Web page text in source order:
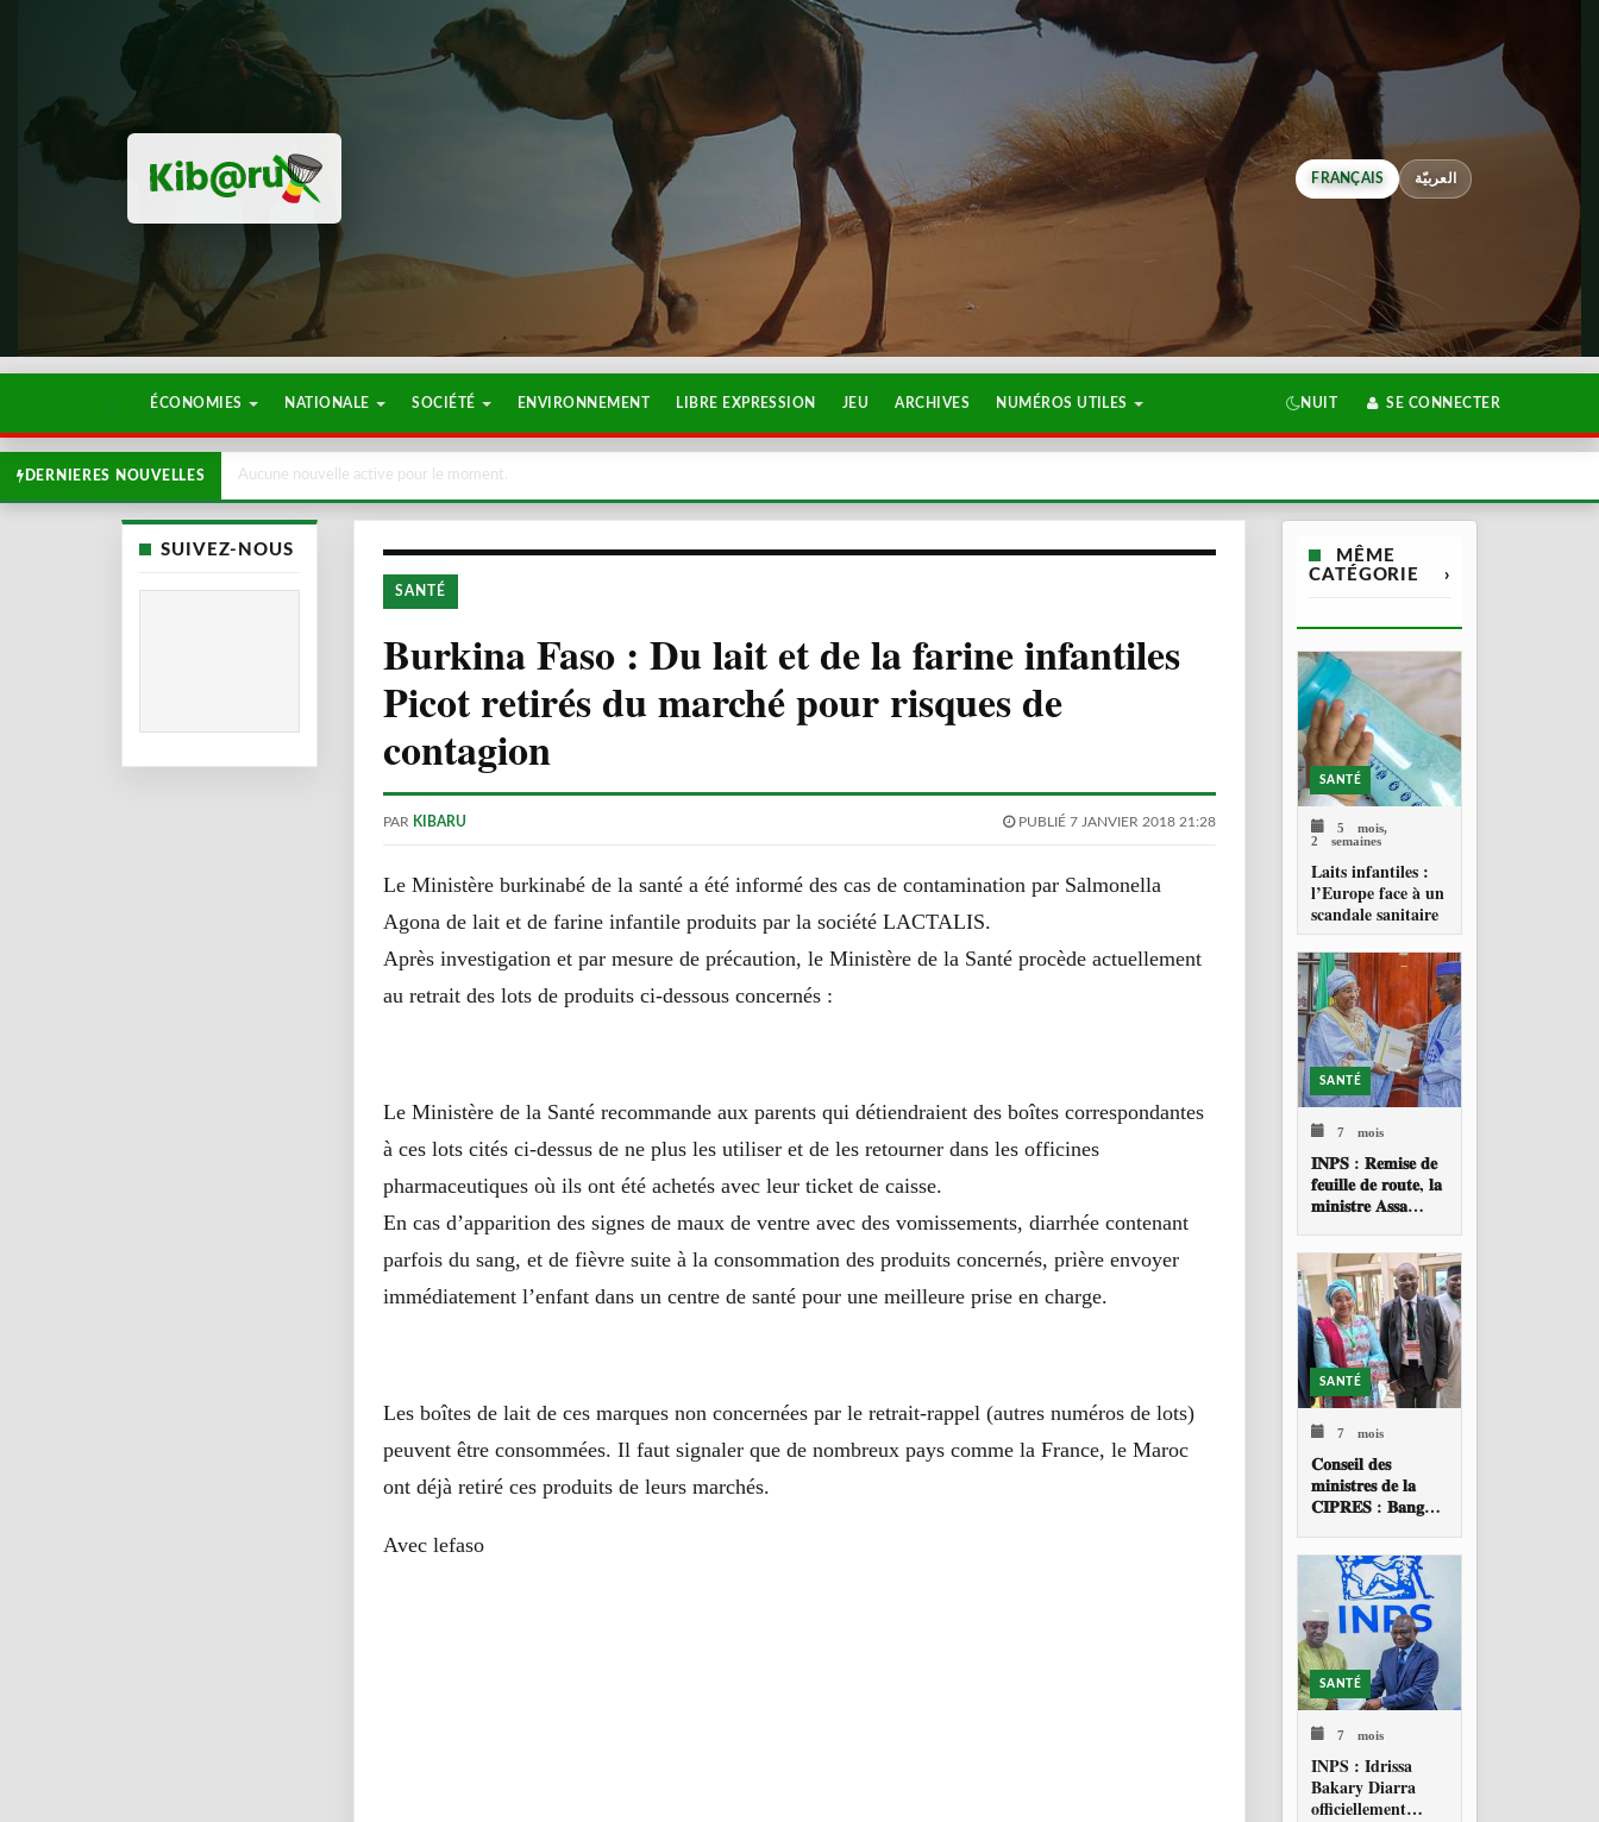
FRANÇAIS العربيّة
ÉCONOMIES NATIONALE SOCIÉTÉ ENVIRONNEMENT LIBRE EXPRESSION JEU ARCHIVES NUMÉROS UTILES NUIT SE CONNECTER
DERNIERES NOUVELLES Aucune nouvelle active pour le moment.
SUIVEZ-NOUS
SANTÉ
Burkina Faso : Du lait et de la farine infantiles
Picot retirés du marché pour risques de
contagion
PAR KIBARU PUBLIÉ 7 JANVIER 2018 21:28
Le Ministère burkinabé de la santé a été informé des cas de contamination par Salmonella
Agona de lait et de farine infantile produits par la société LACTALIS.
Après investigation et par mesure de précaution, le Ministère de la Santé procède actuellement
au retrait des lots de produits ci-dessous concernés :
Le Ministère de la Santé recommande aux parents qui détiendraient des boîtes correspondantes
à ces lots cités ci-dessus de ne plus les utiliser et de les retourner dans les officines
pharmaceutiques où ils ont été achetés avec leur ticket de caisse.
En cas d’apparition des signes de maux de ventre avec des vomissements, diarrhée contenant
parfois du sang, et de fièvre suite à la consommation des produits concernés, prière envoyer
immédiatement l’enfant dans un centre de santé pour une meilleure prise en charge.
Les boîtes de lait de ces marques non concernées par le retrait-rappel (autres numéros de lots)
peuvent être consommées. Il faut signaler que de nombreux pays comme la France, le Maroc
ont déjà retiré ces produits de leurs marchés.
Avec lefaso
MÊME
CATÉGORIE
›
SANTÉ
5 mois,
2 semaines
Laits infantiles :
l’Europe face à un
scandale sanitaire
SANTÉ
7 mois
𝐈𝐍𝐏𝐒 : 𝐑𝐞𝐦𝐢𝐬𝐞 𝐝𝐞
𝐟𝐞𝐮𝐢𝐥𝐥𝐞 𝐝𝐞 𝐫𝐨𝐮𝐭𝐞, 𝐥𝐚
𝐦𝐢𝐧𝐢𝐬𝐭𝐫𝐞 𝐀𝐬𝐬𝐚
𝐚𝐩𝐩𝐞𝐥𝐥𝐞 à 𝐮𝐧𝐞
𝐫𝐞𝐬𝐭𝐫𝐮𝐜𝐭𝐮𝐫𝐚𝐭𝐢𝐨𝐧
𝐩𝐫𝐨𝐟𝐨𝐧𝐝𝐞 𝐝𝐞 𝐥
SANTÉ
7 mois
𝐂𝐨𝐧𝐬𝐞𝐢𝐥 𝐝𝐞𝐬
𝐦𝐢𝐧𝐢𝐬𝐭𝐫𝐞𝐬 𝐝𝐞 𝐥𝐚
𝐂𝐈𝐏𝐑𝐄𝐒 : 𝐁𝐚𝐧𝐠𝐮𝐢
𝐬𝐞𝐬𝐬𝐢𝐨𝐧 𝐨𝐫𝐝𝐢𝐧𝐚𝐢𝐫𝐞
SANTÉ
7 mois
INPS : Idrissa
Bakary Diarra
officiellement